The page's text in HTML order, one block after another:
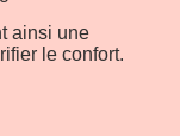
ainsi une
le confort.